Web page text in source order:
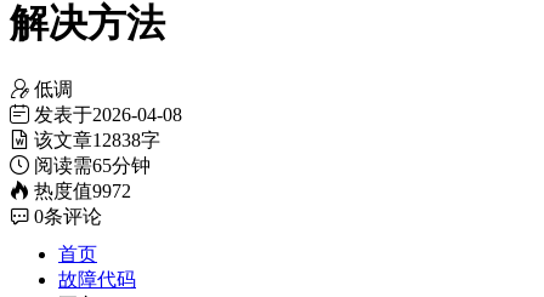
解决方法
低调
发表于2026-04-08
该文章12838字
阅读需65分钟
热度值9972
0条评论
首页
故障代码